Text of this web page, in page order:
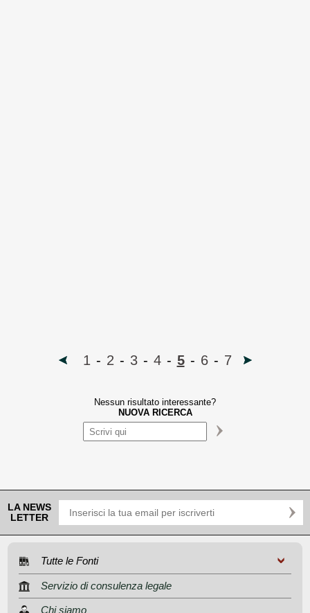
1 - 2 - 3 - 4 - 5 - 6 - 7
Nessun risultato interessante?
NUOVA RICERCA
LA NEWS
LETTER
Tutte le Fonti
Servizio di consulenza legale
Chi siamo